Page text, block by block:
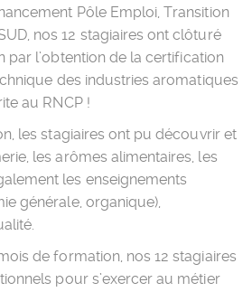
Pôle Emploi, Transition
nos 12 stagiaires ont clôturé
par l’obtention de la certification
des industries aromatiques
au RNCP !
les stagiaires ont pu découvrir et
les arômes alimentaires, les
les enseignements
générale, organique),
de formation, nos 12 stagiaires
pour s’exercer au métier